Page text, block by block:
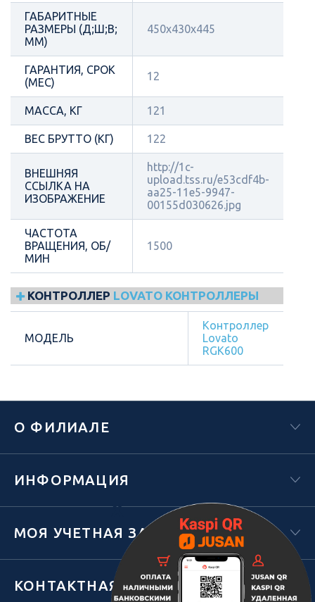
ГАБАРИТНЫЕ
РАЗМЕРЫ (Д;Ш;В;
ММ)
450x430x445
ГАРАНТИЯ, СРОК
(МЕС)
12
МАССА, КГ 121
ВЕС БРУТТО (КГ) 122
ВНЕШНЯЯ
ССЫЛКА НА
ИЗОБРАЖЕНИЕ
http://1c-
upload.tss.ru/e53cdf4b-
aa25-11e5-9947-
00155d030626.jpg
ЧАСТОТА
ВРАЩЕНИЯ, ОБ/
МИН
1500
КОНТРОЛЛЕР LOVATO КОНТРОЛЛЕРЫ
МОДЕЛЬ
Контроллер
Lovato
RGK600
Х
О ФИЛИАЛЕ
ИНФОРМАЦИЯ
МОЯ УЧЕТНАЯ ЗАПИСЬ
КОНТАКТНАЯ ИНФОРМАЦИЯ